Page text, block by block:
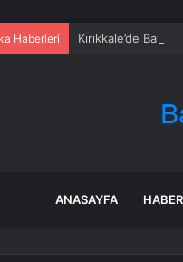
Haberleri Kırıkkale’de
ANASAYFA HABER